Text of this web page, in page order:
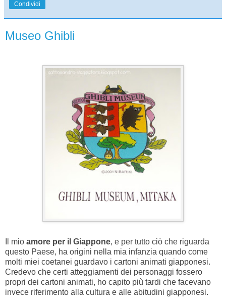
Condividi
Museo Ghibli
Il mio amore per il Giappone, e per tutto ciò che riguarda
questo Paese, ha origini nella mia infanzia quando come
molti miei coetanei guardavo i cartoni animati giapponesi.
Credevo che certi atteggiamenti dei personaggi fossero
propri dei cartoni animati, ho capito più tardi che facevano
invece riferimento alla cultura e alle abitudini giapponesi.